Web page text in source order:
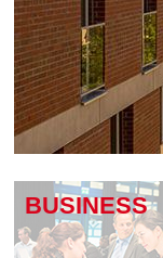
BUSINESS